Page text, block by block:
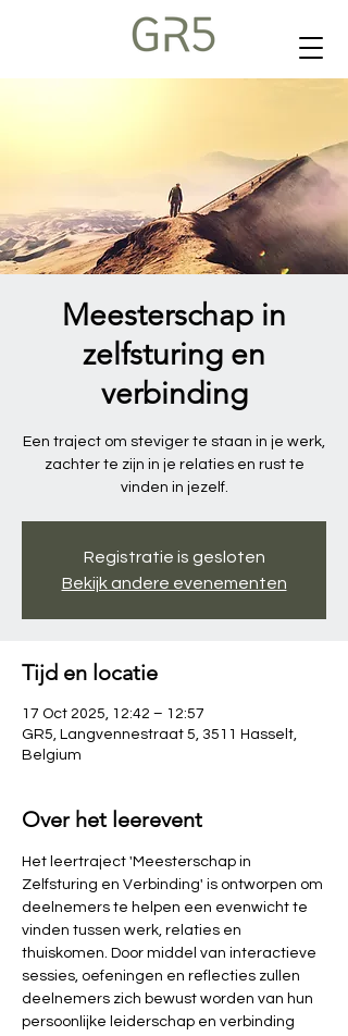
Meesterschap in
zelfsturing en
verbinding
Een traject om steviger te staan in je werk,
zachter te zijn in je relaties en rust te
vinden in jezelf.
Registratie is gesloten
Bekijk andere evenementen
Tijd en locatie
17 Oct 2025, 12:42 – 12:57
GR5, Langvennestraat 5, 3511 Hasselt,
Belgium
Over het leerevent
Het leertraject 'Meesterschap in
Zelfsturing en Verbinding' is ontworpen om
deelnemers te helpen een evenwicht te
vinden tussen werk, relaties en
thuiskomen. Door middel van interactieve
sessies, oefeningen en reflecties zullen
deelnemers zich bewust worden van hun
persoonlijke leiderschap en verbinding